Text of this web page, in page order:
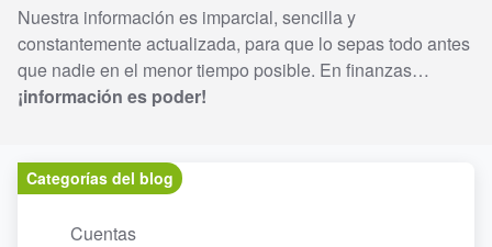
Nuestra información es imparcial, sencilla y
constantemente actualizada, para que lo sepas todo antes
que nadie en el menor tiempo posible. En finanzas…
¡información es poder!
Categorías del blog
Cuentas